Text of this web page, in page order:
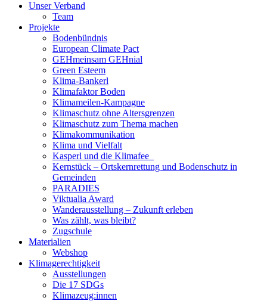
Unser Verband
Team
Projekte
Bodenbündnis
European Climate Pact
GEHmeinsam GEHnial
Green Esteem
Klima-Bankerl
Klimafaktor Boden
Klimameilen-Kampagne
Klimaschutz ohne Altersgrenzen
Klimaschutz zum Thema machen
Klimakommunikation
Klima und Vielfalt
Kasperl und die Klimafee
Kernstück – Ortskernrettung und Bodenschutz in
Gemeinden
PARADIES
Viktualia Award
Wanderausstellung – Zukunft erleben
Was zählt, was bleibt?
Zugschule
Materialien
Webshop
Klimagerechtigkeit
Ausstellungen
Die 17 SDGs
Klimazeug:innen